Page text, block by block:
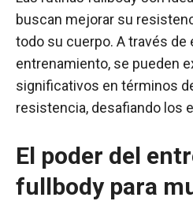
buscan mejorar su
todo su cuerpo. A través de
entrenamiento, se pueden
significativos en términos
resistencia, desafiando los
El poder del
fullbody para